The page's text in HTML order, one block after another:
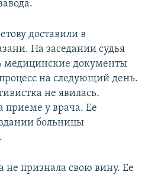
доставили в
На заседании судья
медицинские документы
на следующий день.
не явилась.
приеме у врача. Ее
больницы
признала свою вину. Ее